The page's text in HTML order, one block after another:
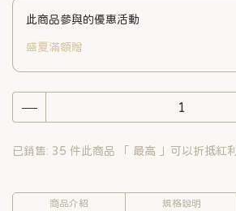
此商品參與的優惠活動
盛夏滿額贈
已銷售: 35 件此商品 「 最高 」可以折抵紅利
商品介紹 規格說明